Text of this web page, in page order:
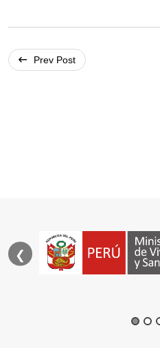
navigation
Prev Post
❮